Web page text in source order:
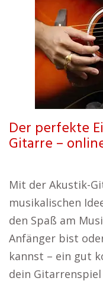
Der perfekte
Gitarre –
Mit der Akustik-
musikalischen
den Spaß am
Anfänger bist
kannst – ein gut
dein Gitarrenspiel